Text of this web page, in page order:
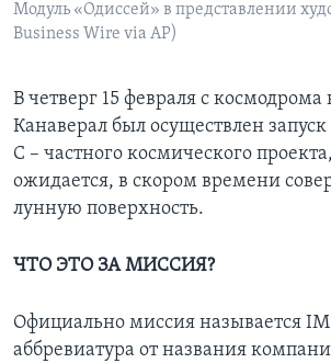
Языки
Модуль «Одиссей» в представлении
Business Wire via AP)
В четверг 15 февраля с
Канаверал был осуществлен
C – частного космического
ожидается, в скором времени
лунную поверхность.
ЧТО ЭТО ЗА МИССИЯ?
Официально миссия называется
аббревиатура от названия